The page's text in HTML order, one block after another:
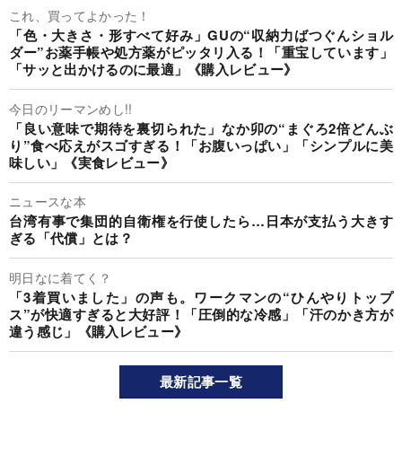
これ、買ってよかった！
「色・大きさ・形すべて好み」GUの“収納力ばつぐんショル
ダー”お薬手帳や処方薬がピッタリ入る！「重宝しています」
「サッと出かけるのに最適」《購入レビュー》
今日のリーマンめし!!
「良い意味で期待を裏切られた」なか卯の“まぐろ2倍どんぶ
り”食べ応えがスゴすぎる！「お腹いっぱい」「シンプルに美
味しい」《実食レビュー》
ニュースな本
台湾有事で集団的自衛権を行使したら…日本が支払う大きす
ぎる「代償」とは？
明日なに着てく？
「3着買いました」の声も。ワークマンの“ひんやりトップ
ス”が快適すぎると大好評！「圧倒的な冷感」「汗のかき方が
違う感じ」《購入レビュー》
最新記事一覧